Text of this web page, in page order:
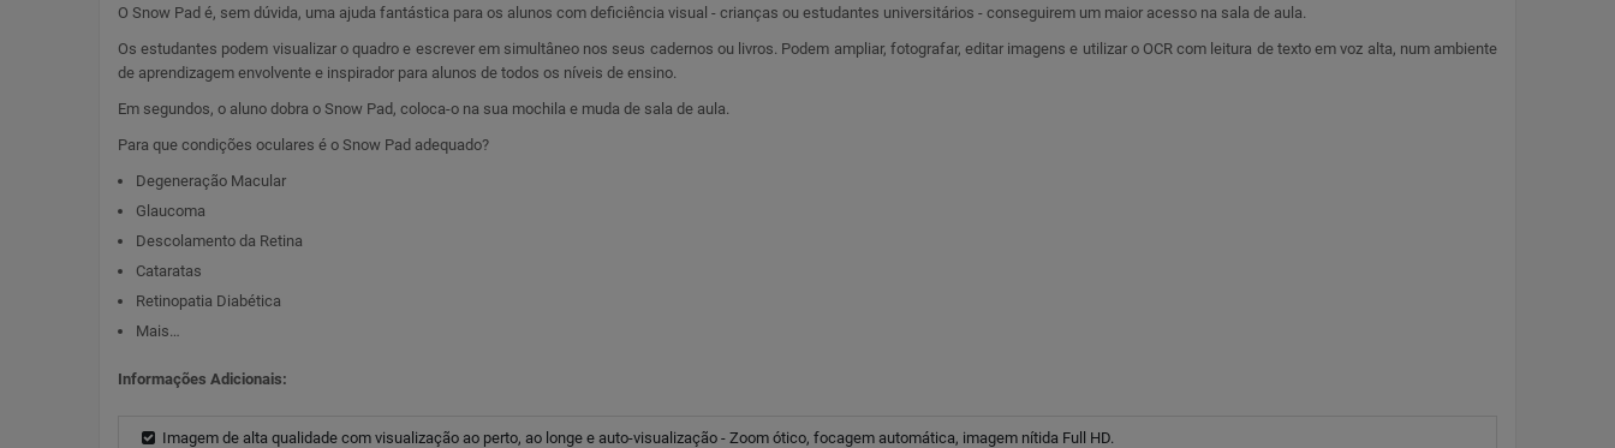
O Snow Pad é, sem dúvida, uma ajuda fantástica para os alunos com deficiência visual - crianças ou estudantes universitários - conseguirem um maior acesso na sala de aula.
Os estudantes podem visualizar o quadro e escrever em simultâneo nos seus cadernos ou livros. Podem ampliar, fotografar, editar imagens e utilizar o OCR com leitura de texto em voz alta, num ambiente
de aprendizagem envolvente e inspirador para alunos de todos os níveis de ensino.
Em segundos, o aluno dobra o Snow Pad, coloca-o na sua mochila e muda de sala de aula.
Para que condições oculares é o Snow Pad adequado?
Degeneração Macular
Glaucoma
Descolamento da Retina
Cataratas
Retinopatia Diabética
Mais…
Informações Adicionais:
Imagem de alta qualidade com visualização ao perto, ao longe e auto-visualização - Zoom ótico, focagem automática, imagem nítida Full HD.